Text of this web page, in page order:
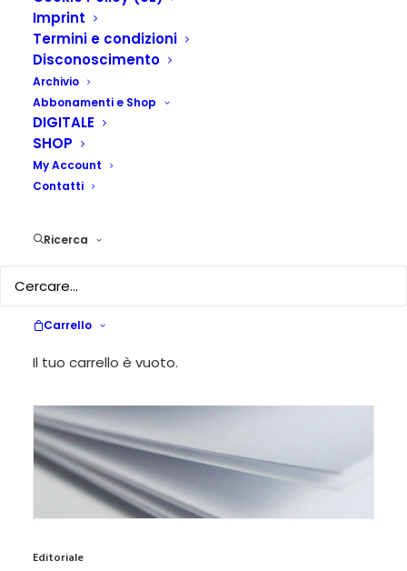
Imprint
Termini e condizioni
Disconoscimento
Archivio
Abbonamenti e Shop
DIGITALE
SHOP
My Account
Contatti
Ricerca
Carrello
Il tuo carrello è vuoto.
Editoriale